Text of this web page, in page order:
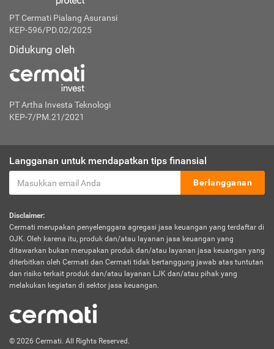
PT Cermati Pialang Asuransi
KEP-596/PD.02/2025
Didukung oleh
PT Artha Investa Teknologi
KEP-7/PM.21/2021
Langganan untuk mendapatkan tips finansial
Berlangganan
Disclaimer:
Cermati merupakan penyelenggara agregasi jasa keuangan yang terdaftar di
OJK. Oleh karena itu, produk dan/atau layanan jasa keuangan yang
ditawarkan bukan merupakan produk dan/atau layanan jasa keuangan yang
diterbitkan oleh Cermati dan Cermati tidak bertanggung jawab atas tuntutan
dan risiko terkait produk dan/atau layanan LJK dan/atau pihak yang
melakukan kegiatan di sektor jasa keuangan.
© 2026 Cermati. All Rights Reserved.